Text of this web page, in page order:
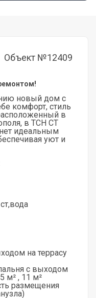
Объект №12409
новый дом с
комфорт, стиль
в
в ТСН СТ
идеальным
уют и
на террасу
с выходом
м² , 11 м²
размещения